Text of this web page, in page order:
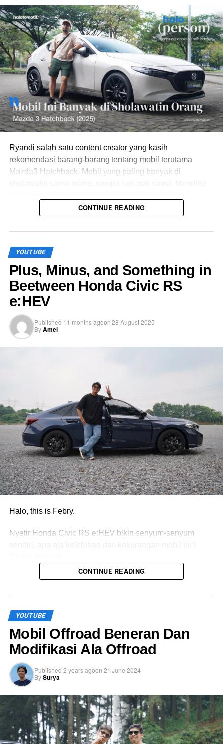
Ryandi salah satu content creator yang kasih
rekomendasi barang-barang tentang mobil terutama
Mazda3 Hatchback. Mobil yang paling banyak di
CONTINUE READING
YOUTUBE
Plus, Minus, and Something in
Beetween Honda Civic RS
e:HEV
Published 11 months agoon 28 August 2025
ByAmel
Halo, this is Febry.
Nyetir Honda Civic RS e:HEV bikin senyum-senyum
CONTINUE READING
YOUTUBE
Mobil Offroad Beneran Dan
Modifikasi Ala Offroad
Published 2 years agoon 21 June 2024
BySurya